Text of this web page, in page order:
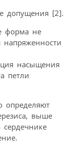
допущения [2].
форма не
напряженности
насыщения
петли
определяют
выше